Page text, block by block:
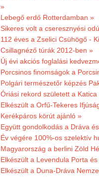
»
Lebegő erdő Rotterdamban »
Sikeres volt a cseresznyési
112 éves a Zselici Csühögő -
Csillagnéző túrák 2012-ben »
Új évi akciós foglalási
Porcsinos finomságok a
Polgári természetőr képzés
Óriási rekord született a Katica
Elkészült a Orfű-Tekeres
Kerékpáros körút ajánló »
Együtt gondolkodás a Dráva
Év végére 100%-os szelektív
Magyarország a berlini Zöld
Elkészült a Levendula Porta
Elkészült a Duna-Dráva